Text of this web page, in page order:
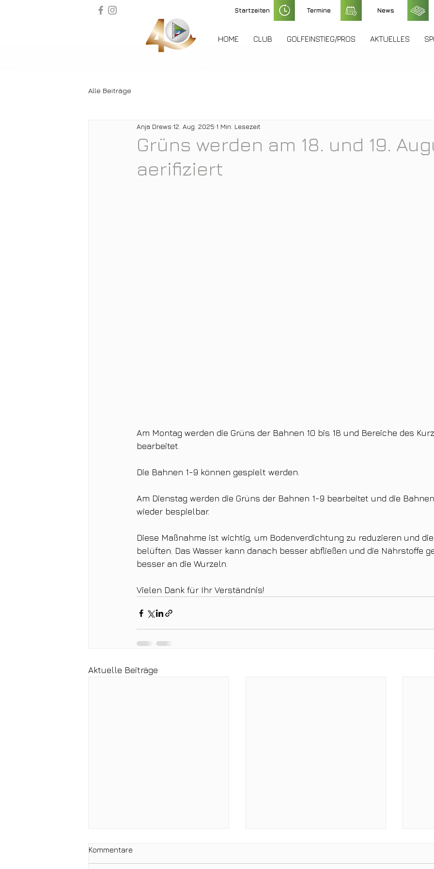
Startzeiten Termine News
HOME CLUB GOLFEINSTIEG/PROS AKTUELLES
Alle Beiträge
Grüns werden am 18. und 19.
aerifiziert
Anja Drews 12. Aug. 2025 1 Min. Lesezeit
Am Montag werden die Grüns der Bahnen 10 bis 18 und Bereiche des
bearbeitet.
Die Bahnen 1-9 können gespielt werden.
Am Dienstag werden die Grüns der Bahnen 1-9 bearbeitet und die
wieder bespielbar.
Diese Maßnahme ist wichtig, um Bodenverdichtung zu reduzieren und
belüften. Das Wasser kann danach besser abfließen und die Nährstoffe
besser an die Wurzeln.
Vielen Dank für Ihr Verständnis!
Aktuelle Beiträge
Kommentare